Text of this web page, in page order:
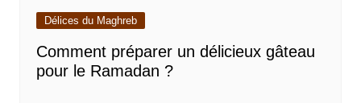
Délices du Maghreb
Comment préparer un délicieux gâteau
pour le Ramadan ?